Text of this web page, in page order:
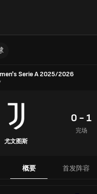
Serie A 2025/2026
尤文图斯
0 - 1
完场
概要 首发阵容